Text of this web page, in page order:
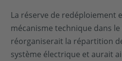
La réserve de redéploiement
mécanisme technique dans le
réorganiserait la répartition
système électrique et aurait